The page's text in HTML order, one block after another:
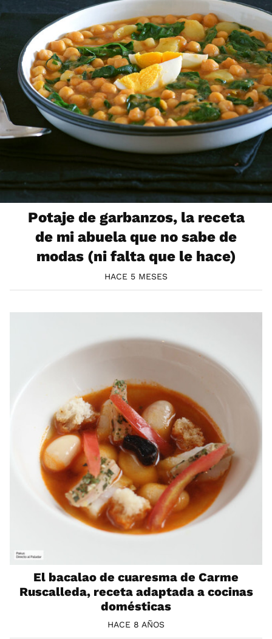
Potaje de garbanzos, la receta
de mi abuela que no sabe de
modas (ni falta que le hace)
HACE 5 MESES
El bacalao de cuaresma de Carme
Ruscalleda, receta adaptada a cocinas
domésticas
HACE 8 AÑOS